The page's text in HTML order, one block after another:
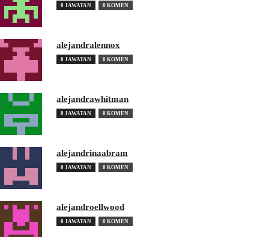
0 JAWATAN 0 KOMEN
alejandralennox
0 JAWATAN 0 KOMEN
alejandrawhitman
0 JAWATAN 0 KOMEN
alejandrinaabram
0 JAWATAN 0 KOMEN
alejandroellwood
0 JAWATAN 0 KOMEN